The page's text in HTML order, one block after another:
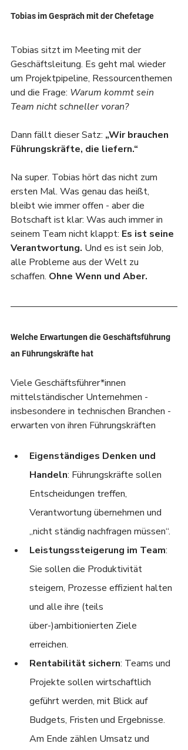
Tobias im Gespräch mit der Chefetage
Tobias sitzt im Meeting mit der
Geschäftsleitung. Es geht mal wieder
um Projektpipeline, Ressourcenthemen
und die Frage: Warum kommt sein
Team nicht schneller voran?
Dann fällt dieser Satz: „Wir brauchen
Führungskräfte, die liefern.“
Na super. Tobias hört das nicht zum
ersten Mal. Was genau das heißt,
bleibt wie immer offen - aber die
Botschaft ist klar: Was auch immer in
seinem Team nicht klappt: Es ist seine
Verantwortung. Und es ist sein Job,
alle Probleme aus der Welt zu
schaffen. Ohne Wenn und Aber.
Welche Erwartungen die Geschäftsführung
an Führungskräfte hat
Viele Geschäftsführer*innen
mittelständischer Unternehmen -
insbesondere in technischen Branchen -
erwarten von ihren Führungskräften
Eigenständiges Denken und
Handeln: Führungskräfte sollen
Entscheidungen treffen,
Verantwortung übernehmen und
„nicht ständig nachfragen müssen“.
Leistungssteigerung im Team:
Sie sollen die Produktivität
steigern, Prozesse effizient halten
und alle ihre (teils
über-)ambitionierten Ziele
erreichen.
Rentabilität sichern: Teams und
Projekte sollen wirtschaftlich
geführt werden, mit Blick auf
Budgets, Fristen und Ergebnisse.
Am Ende zählen Umsatz und